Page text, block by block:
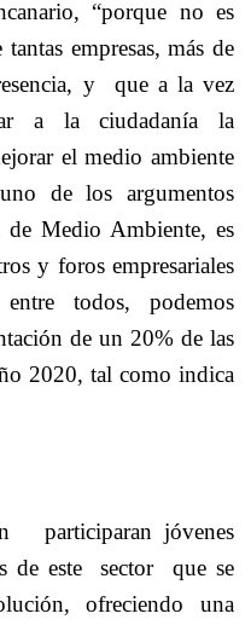
“porque no es
empresas, más de
y
que a la vez
a la ciudadanía la
el medio ambiente
de los argumentos
Medio Ambiente, es
y foros empresariales
todos, podemos
de un 20% de las
2020, tal como indica
participaran jóvenes
de este
sector
que se
ofreciendo una